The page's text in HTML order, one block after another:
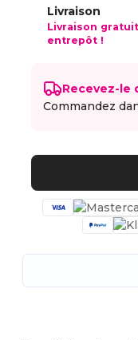
Livraison
Livraison
entrepôt !
Recevez-le
Commandez